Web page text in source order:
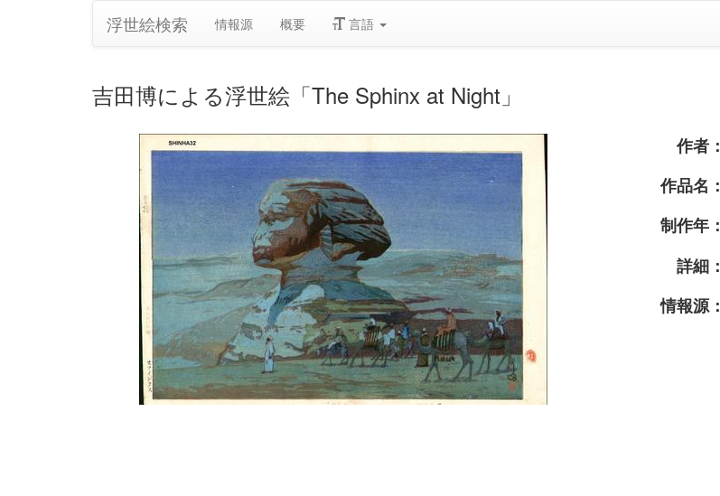
浮世絵検索 情報源 概要 言語
吉田博による浮世絵「The Sphinx at Night」
作者：
作品名：
制作年：
詳細：
情報源：